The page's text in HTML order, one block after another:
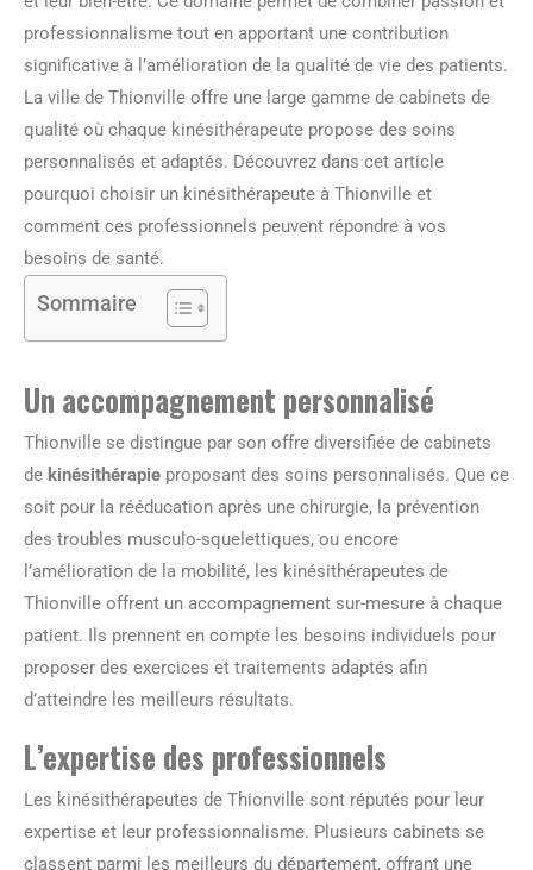
professionnalisme tout en apportant une contribution
significative à l’amélioration de la qualité de vie des patients.
La ville de Thionville offre une large gamme de cabinets de
qualité où chaque kinésithérapeute propose des soins
personnalisés et adaptés. Découvrez dans cet article
pourquoi choisir un kinésithérapeute à Thionville et
comment ces professionnels peuvent répondre à vos
besoins de santé.
Sommaire
Un accompagnement personnalisé
Thionville se distingue par son offre diversifiée de cabinets
de kinésithérapie proposant des soins personnalisés. Que ce
soit pour la rééducation après une chirurgie, la prévention
des troubles musculo-squelettiques, ou encore
l’amélioration de la mobilité, les kinésithérapeutes de
Thionville offrent un accompagnement sur-mesure à chaque
patient. Ils prennent en compte les besoins individuels pour
proposer des exercices et traitements adaptés afin
d’atteindre les meilleurs résultats.
L’expertise des professionnels
Les kinésithérapeutes de Thionville sont réputés pour leur
expertise et leur professionnalisme. Plusieurs cabinets se
classent parmi les meilleurs du département, offrant une